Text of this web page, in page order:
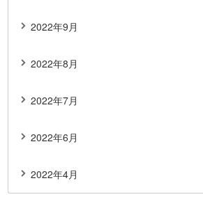
2022年9月
2022年8月
2022年7月
2022年6月
2022年4月